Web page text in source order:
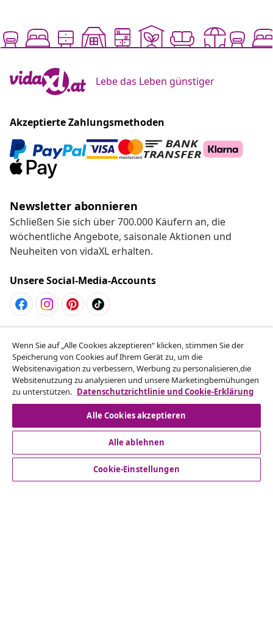
Lebe das Leben günstiger
Akzeptierte Zahlungsmethoden
Newsletter abonnieren
Schließen Sie sich über 700.000 Käufern an, die
wöchentliche Angebote, saisonale Aktionen und
Neuheiten von vidaXL erhalten.
Unsere Social-Media-Accounts
Reiche einen Widerrufsantrag für deine Bestellung
ein.
Vom Vertrag zurücktreten
Kundenservice
Wenn Sie auf „Alle Cookies akzeptieren“ klicken, stimmen Sie der
Speicherung von Cookies auf Ihrem Gerät zu, um die
Websitenavigation zu verbessern, Werbung zu personalisieren,die
Websitenutzung zu analysieren und unsere Marketingbemühungen
zu unterstützen. Datenschutzrichtlinie und Cookie-Erklärung
Alle Cookies akzeptieren
Alle ablehnen
Cookie-Einstellungen